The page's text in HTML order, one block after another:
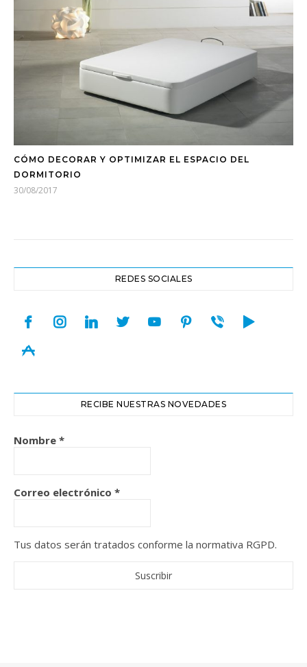
CÓMO DECORAR Y OPTIMIZAR EL ESPACIO DEL
DORMITORIO
30/08/2017
REDES SOCIALES
facebookinstagramlinkedintwitteryoutubepinterest
viber play
appstore
RECIBE NUESTRAS NOVEDADES
Nombre *
Correo electrónico *
Tus datos serán tratados conforme la normativa RGPD.